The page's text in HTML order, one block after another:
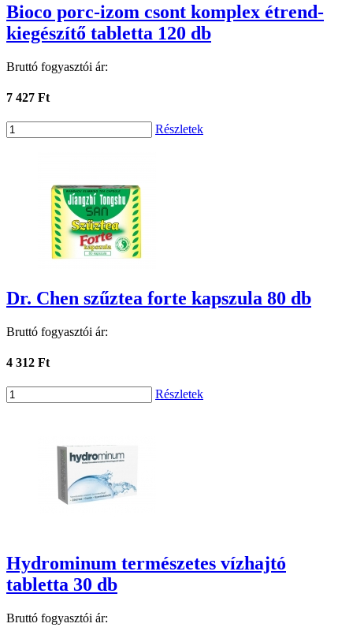
Bioco porc-izom csont komplex étrend-
kiegészítő tabletta 120 db
Bruttó fogyasztói ár:
7 427 Ft
Részletek
Dr. Chen szűztea forte kapszula 80 db
Bruttó fogyasztói ár:
4 312 Ft
Részletek
Hydrominum természetes vízhajtó
tabletta 30 db
Bruttó fogyasztói ár: